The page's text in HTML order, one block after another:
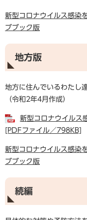
新型コロナウイルス感染
ブブック版
地方版
地方に住んでいるわたし
（令和2年4月作成）
新型コロナウイルス
[PDFファイル／798KB]
新型コロナウイルス感染
ブブック版
続編